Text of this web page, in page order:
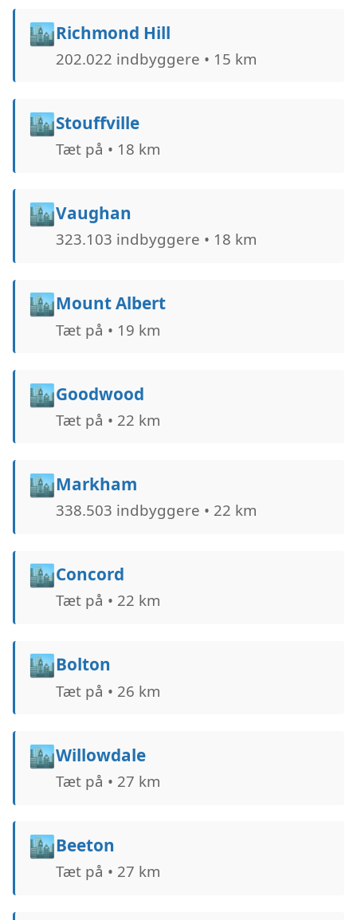
🏙️Richmond Hill
202.022 indbyggere • 15 km
🏙️Stouffville
Tæt på • 18 km
🏙️Vaughan
323.103 indbyggere • 18 km
🏙️Mount Albert
Tæt på • 19 km
🏙️Goodwood
Tæt på • 22 km
🏙️Markham
338.503 indbyggere • 22 km
🏙️Concord
Tæt på • 22 km
🏙️Bolton
Tæt på • 26 km
🏙️Willowdale
Tæt på • 27 km
🏙️Beeton
Tæt på • 27 km